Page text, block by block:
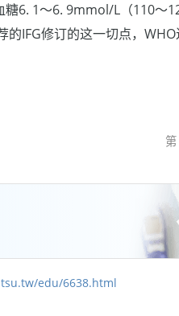
糖6. 1～6. 9mmol/L（110～
IFG修订的这一切点，
第
edu/6638.html